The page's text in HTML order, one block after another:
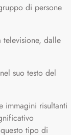
di persone
dalle
nel suo testo del
immagini risultanti
tipo di